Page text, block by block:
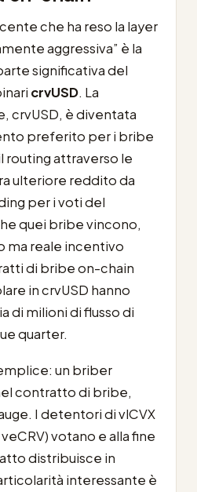
che ha reso la layer
aggressiva” è la
significativa del
crvUSD. La
crvUSD, è diventata
preferito per i bribe
routing attraverso le
ulteriore reddito da
per i voti del
quei bribe vincono,
ma reale incentivo
di bribe on-chain
in crvUSD hanno
di milioni di flusso di
quarter.
un briber
contratto di bribe,
I detentori di vlCVX
votano e alla fine
distribuisce in
interessante è